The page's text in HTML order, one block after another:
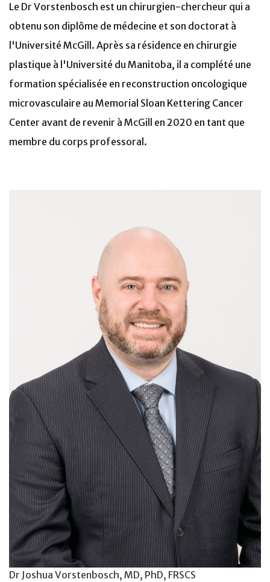
Le Dr Vorstenbosch est un chirurgien-chercheur qui a
obtenu son diplôme de médecine et son doctorat à
l'Université McGill. Après sa résidence en chirurgie
plastique à l'Université du Manitoba, il a complété une
formation spécialisée en reconstruction oncologique
microvasculaire au Memorial Sloan Kettering Cancer
Center avant de revenir à McGill en 2020 en tant que
membre du corps professoral.
Dr Joshua Vorstenbosch, MD, PhD, FRSCS